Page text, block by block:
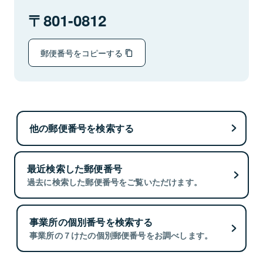
801-0812
郵便番号をコピーする
他の郵便番号を検索する
最近検索した郵便番号
過去に検索した郵便番号をご覧いただけます。
事業所の個別番号を検索する
事業所の７けたの個別郵便番号をお調べします。